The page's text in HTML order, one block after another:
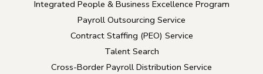
Integrated People & Business Excellence Program
Payroll Outsourcing Service
Contract Staffing (PEO) Service
Talent Search
Cross-Border Payroll Distribution Service